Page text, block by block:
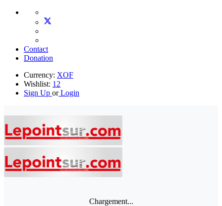
Contact
Donation
Currency: XOF
Wishlist: 12
Sign Up orLogin
Chargement...